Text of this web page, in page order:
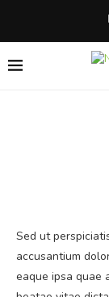
Sed ut
accusantium
eaque ipsa quae